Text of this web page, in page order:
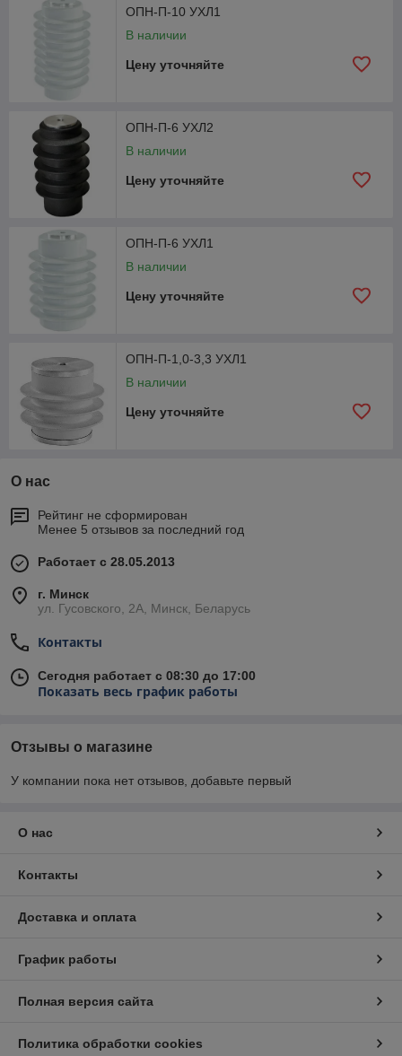
ОПН-П-10 УХЛ1
В наличии
Цену уточняйте
ОПН-П-6 УХЛ2
В наличии
Цену уточняйте
ОПН-П-6 УХЛ1
В наличии
Цену уточняйте
ОПН-П-1,0-3,3 УХЛ1
В наличии
Цену уточняйте
О нас
Рейтинг не сформирован
Менее 5 отзывов за последний год
Работает с 28.05.2013
г. Минск
ул. Гусовского, 2А, Минск, Беларусь
Контакты
Сегодня работает с 08:30 до 17:00
Показать весь график работы
Отзывы о магазине
У компании пока нет отзывов, добавьте первый
О нас
Контакты
Доставка и оплата
График работы
Полная версия сайта
Политика обработки cookies